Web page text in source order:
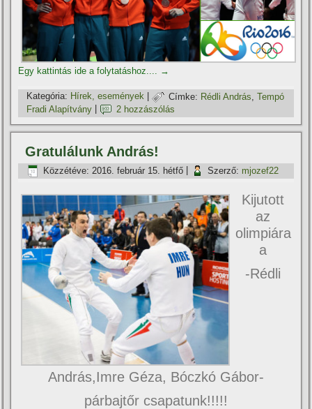
Egy kattintás ide a folytatáshoz.... →
Kategória: Hí­rek, események | Címke: Rédli András ,Tempó
Fradi Alapí­tvány
2 hozzászólás
Gratulálunk András!
Közzétéve: 2016. február 15. hétfő Szerző: mjozef22
Kijutott
az
olimpiára
a
-Rédli
András,Imre Géza, Bóczkó Gábor-
párbajtőr csapatunk!!!!!